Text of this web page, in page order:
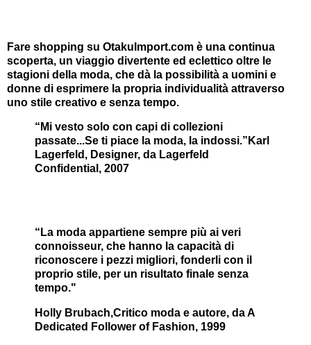
Fare shopping su OtakuImport.com è una continua
scoperta, un viaggio divertente ed eclettico oltre le
stagioni della moda, che dà la possibilità a uomini e
donne di esprimere la propria individualità attraverso
uno stile creativo e senza tempo.
“Mi vesto solo con capi di collezioni
passate...Se ti piace la moda, la indossi.” Karl
Lagerfeld, Designer, da Lagerfeld
Confidential, 2007
“La moda appartiene sempre più ai veri
connoisseur, che hanno la capacità di
riconoscere i pezzi migliori, fonderli con il
proprio stile, per un risultato finale senza
tempo."
Holly Brubach,Critico moda e autore, da A
Dedicated Follower of Fashion, 1999